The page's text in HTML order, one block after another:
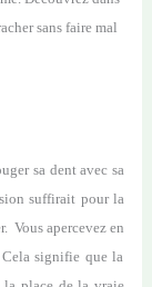
sans faire mal
sa dent avec sa
ionsuffirait pour la
. Vousapercevez en
Cela signifie que la